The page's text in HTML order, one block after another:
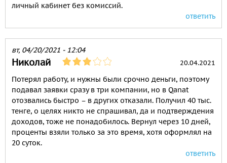
личный кабинет без комиссий.
ответить
вт, 04/20/2021 - 12:04
Николай 20.04.2021
Потерял работу, и нужны были срочно деньги, поэтому
подавал заявки сразу в три компании, но в Qanat
отозвались быстро – в других отказали. Получил 40 тыс.
тенге, о целях никто не спрашивал, да и подтверждения
доходов, тоже не понадобилось. Вернул через 10 дней,
проценты взяли только за это время, хотя оформлял на
20 суток.
ответить